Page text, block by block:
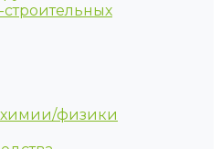
химии/физики